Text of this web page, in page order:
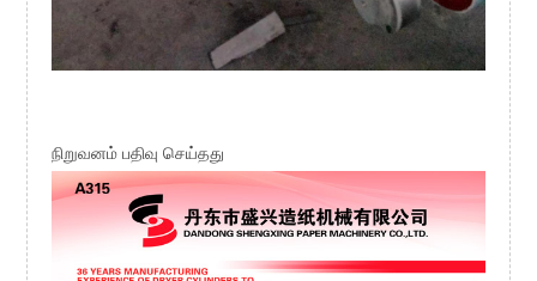
நிறுவனம் பதிவு செய்தது